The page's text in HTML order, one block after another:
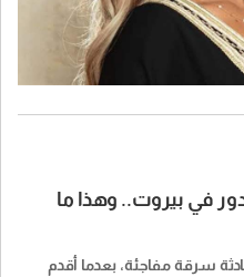
في بيروت.. وهذا ما
سرقة مفاجئة، بعدما أقدم